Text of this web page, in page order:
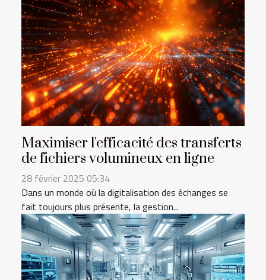
Maximiser l'efficacité des transferts
de fichiers volumineux en ligne
28 février 2025 05:34
Dans un monde où la digitalisation des échanges se
fait toujours plus présente, la gestion...